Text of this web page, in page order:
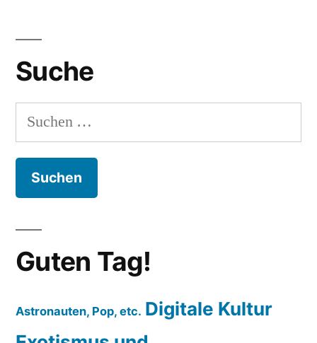
Suche
Suchen
nach:
Guten Tag!
Astronauten, Pop, etc. Digitale Kultur